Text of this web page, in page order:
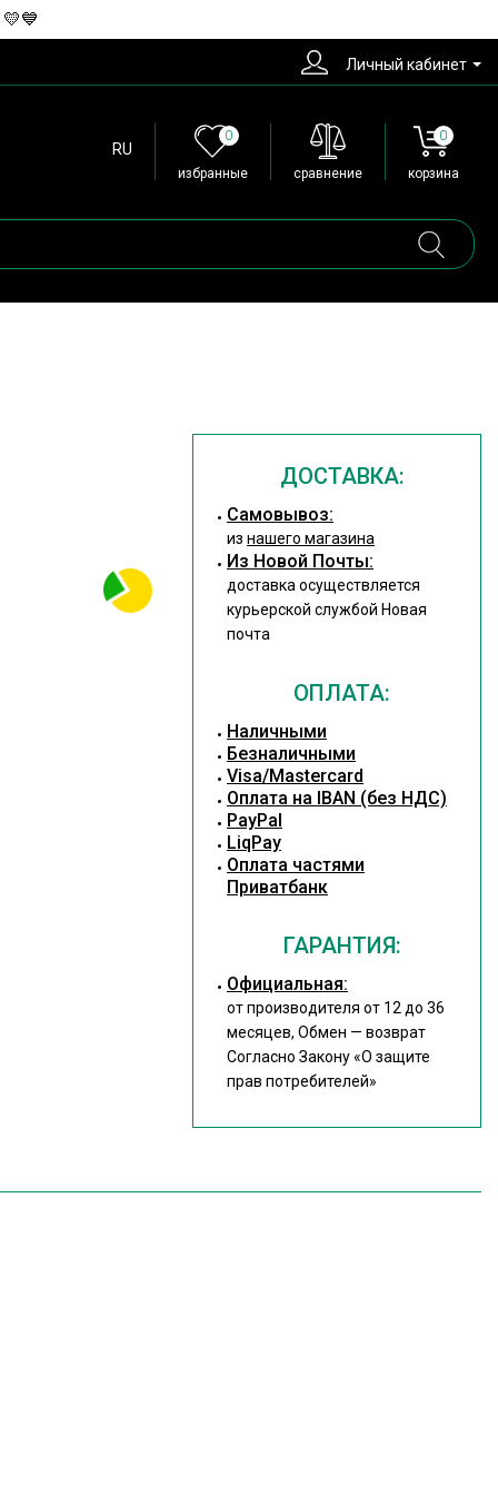
Личный кабинет
RU
0
избранные сравнение
0
корзина
ДОСТАВКА:
Cамовывоз:
из нашего магазина
Из Новой Почты:
доставка осуществляется
курьерской службой Новая
почта
ОПЛАТА:
Наличными
Безналичными
Visa/Mastercard
Оплата на IBAN (без НДС)
PayPal
LiqPay
Оплата частями
Приватбанк
ГАРАНТИЯ:
Официальная:
от производителя от 12 до 36
месяцев, Обмен — возврат
Согласно Закону«О защите
прав потребителей»